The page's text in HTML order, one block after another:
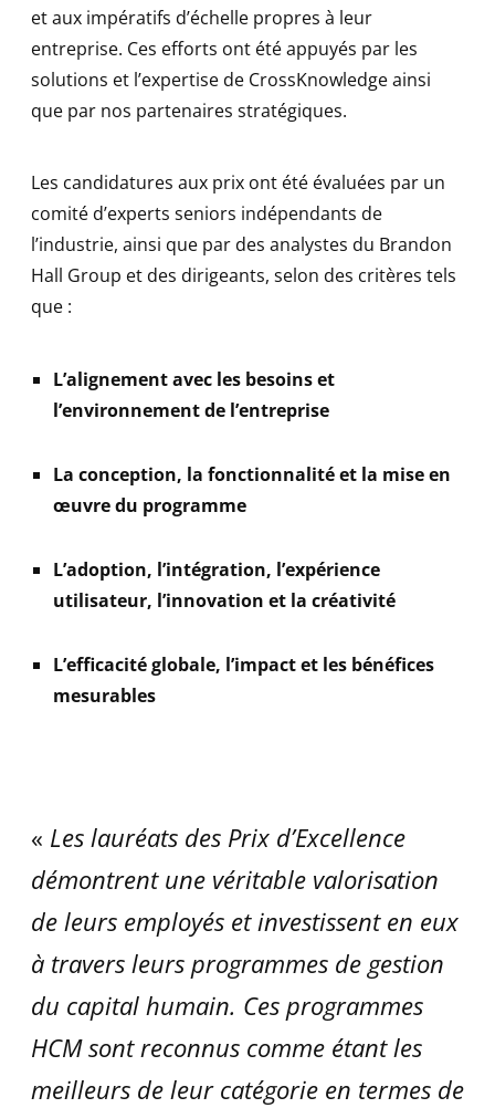
et aux impératifs d’échelle propres à leur
entreprise. Ces efforts ont été appuyés par les
solutions et l’expertise de CrossKnowledge ainsi
que par nos partenaires stratégiques.
Les candidatures aux prix ont été évaluées par un
comité d’experts seniors indépendants de
l’industrie, ainsi que par des analystes du Brandon
Hall Group et des dirigeants, selon des critères tels
que :
L’alignement avec les besoins et
l’environnement de l’entreprise
La conception, la fonctionnalité et la mise en
œuvre du programme
L’adoption, l’intégration, l’expérience
utilisateur, l’innovation et la créativité
L’efficacité globale, l’impact et les bénéfices
mesurables
« Les lauréats des Prix d’Excellence
démontrent une véritable valorisation
de leurs employés et investissent en eux
à travers leurs programmes de gestion
du capital humain. Ces programmes
HCM sont reconnus comme étant les
meilleurs de leur catégorie en termes de